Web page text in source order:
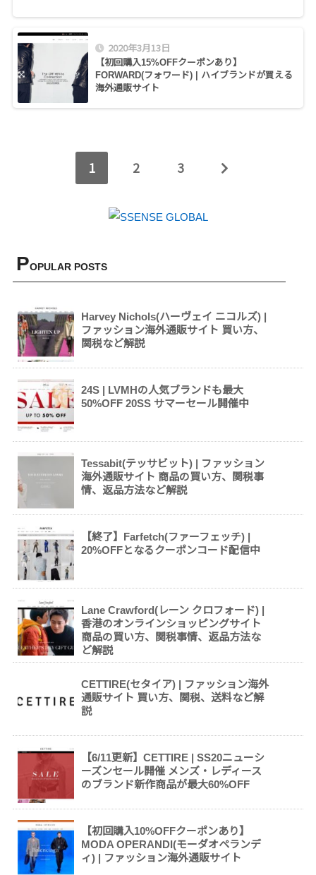
2020年3月13日
【初回購入15%OFFクーポンあり】
FORWARD(フォワード) | ハイブランドが買える
海外通販サイト
1 2 3
POPULAR POSTS
Harvey Nichols(ハーヴェイ ニコルズ) |
ファッション海外通販サイト 買い方、
関税など解説
24S | LVMHの人気ブランドも最大
50%OFF 20SS サマーセール開催中
Tessabit(テッサビット) | ファッション
海外通販サイト 商品の買い方、関税事
情、返品方法など解説
【終了】Farfetch(ファーフェッチ) |
20%OFFとなるクーポンコード配信中
Lane Crawford(レーン クロフォード) |
香港のオンラインショッピングサイト
商品の買い方、関税事情、返品方法な
ど解説
CETTIRE(セタイア) | ファッション海外
通販サイト 買い方、関税、送料など解
説
【6/11更新】CETTIRE | SS20ニューシ
ーズンセール開催 メンズ・レディース
のブランド新作商品が最大60%OFF
【初回購入10%OFFクーポンあり】
MODA OPERANDI(モーダオペランデ
ィ) | ファッション海外通販サイト